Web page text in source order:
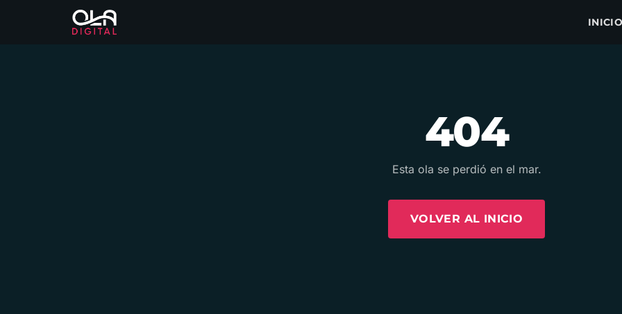
404
Esta ola se perdió en el mar.
VOLVER AL INICIO